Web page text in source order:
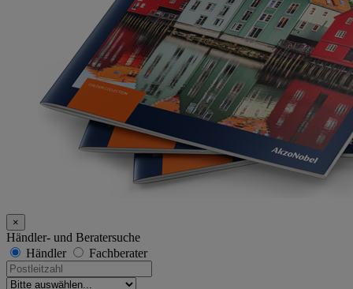
×
Händler- und Beratersuche
Händler
Fachberater